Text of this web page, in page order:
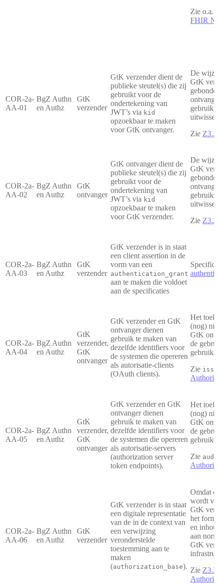
Zie o.a.
FHIR
COR-2a-
AA-01
BgZ Authn
en Authz
GtK
verzender
GtK verzender dient de
publieke steutel(s) die zij
gebruikt voor de
ondertekening van
JWT’s via kid
opzoekbaar te maken
voor GtK ontvanger.
De
GtK
Zie
COR-2a-
AA-02
BgZ Authn
en Authz
GtK
ontvanger
GtK ontvanger dient de
publieke steutel(s) die zij
gebruikt voor de
ondertekening van
JWT’s via kid
opzoekbaar te maken
voor GtK verzender.
De
GtK
Zie
COR-2a-
AA-03
BgZ Authn
en Authz
GtK
verzender
GtK verzender is in staat
een client assertion in de
vorm van een
authentication_grant
aan te maken die voldoet
aan de specificaties
COR-2a-
AA-04
BgZ Authn
en Authz
GtK
verzender,
GtK
ontvanger
GtK verzender en GtK
ontvanger dienen
gebruik te maken van
dezelfde identifiers voor
de systemen die opereren
als autorisatie-clients
(OAuth clients).
Het
(nog)
GtK
de
Zie iss
COR-2a-
AA-05
BgZ Authn
en Authz
GtK
verzender,
GtK
ontvanger
GtK verzender en GtK
ontvanger dienen
gebruik te maken van
dezelfde identifiers voor
de systemen die opereren
als autorisatie-servers
(authorization server
token endpoints).
Het
(nog)
GtK
de
Zie aud
COR-2a-
AA-06
BgZ Authn
en Authz
GtK
verzender
GtK verzender is in staat
een digitale representatie
van de in de context van
een verwijzing
veronderstelde
toestemming aan te
maken
(authorization_base).
Omdat
wordt
GtK
het
en
aan
GtK
Zie